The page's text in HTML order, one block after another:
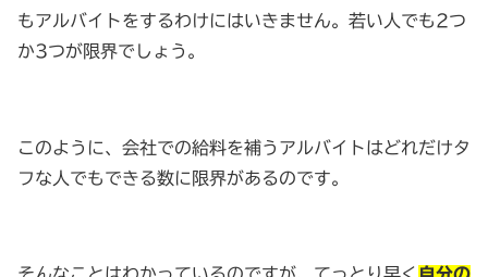
もアルバイトをするわけにはいきません。若い人でも2つ
か3つが限界でしょう。
このように、会社での給料を補うアルバイトはどれだけタ
フな人でもできる数に限界があるのです。